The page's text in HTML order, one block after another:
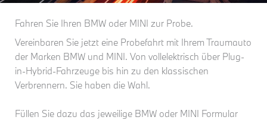
Fahren Sie Ihren BMW oder MINI zur Probe.
Vereinbaren Sie jetzt eine Probefahrt mit Ihrem Traumauto
der Marken BMW und MINI. Von vollelektrisch über Plug-
in-Hybrid-Fahrzeuge bis hin zu den klassischen
Verbrennern. Sie haben die Wahl.
Füllen Sie dazu das jeweilige BMW oder MINI Formular